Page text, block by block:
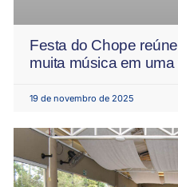
Festa do Chope
muita música em
19 de novembro de 2025